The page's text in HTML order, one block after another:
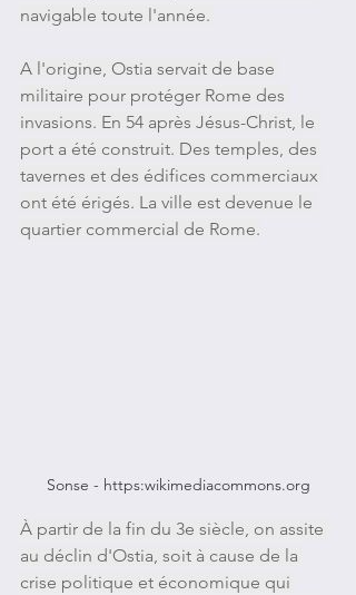
navigable toute l'année.
A l'origine, Ostia servait de base
militaire pour protéger Rome des
invasions. En 54 après Jésus-Christ, le
port a été construit. Des temples, des
tavernes et des édifices commerciaux
ont été érigés. La ville est devenue le
quartier commercial de Rome.
Sonse - https:wikimediacommons.org
À partir de la fin du 3e siècle, on assite
au déclin d'Ostia, soit à cause de la
crise politique et économique qui